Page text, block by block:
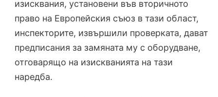
изисквания, установени във вторичното
право на Европейския съюз в тази област,
инспекторите, извършили проверката, дават
предписания за замяната му с оборудване,
отговарящо на изискванията на тази
наредба.